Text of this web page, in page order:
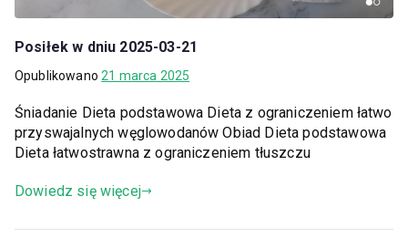
Posiłek w dniu 2025-03-21
Opublikowano21 marca 2025
Śniadanie Dieta podstawowa Dieta z ograniczeniem łatwo
przyswajalnych węglowodanów Obiad Dieta podstawowa
Dieta łatwostrawna z ograniczeniem tłuszczu
Dowiedz się więcej